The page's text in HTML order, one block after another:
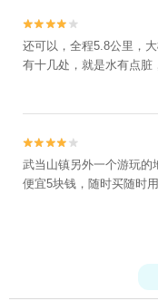


还可以，全程5.8公里，
有十几处，就是水有点脏


武当山镇另外一个游玩的
便宜5块钱，随时买随时